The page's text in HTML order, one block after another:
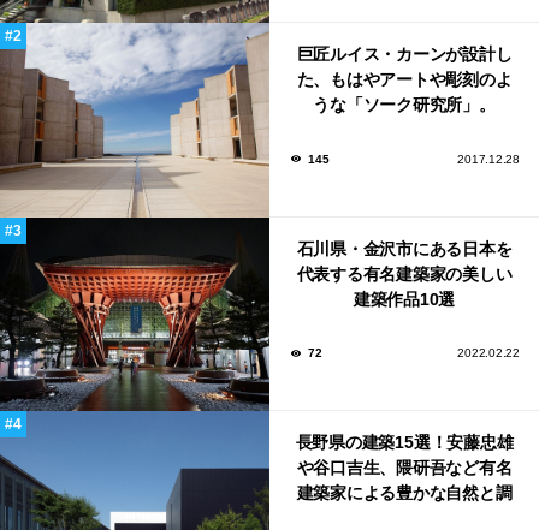
巨匠ルイス・カーンが設計し
た、もはやアートや彫刻のよ
うな「ソーク研究所」。
145 2017.12.28
石川県・金沢市にある日本を
代表する有名建築家の美しい
建築作品10選
72 2022.02.22
長野県の建築15選！安藤忠雄
や谷口吉生、隈研吾など有名
建築家による豊かな自然と調